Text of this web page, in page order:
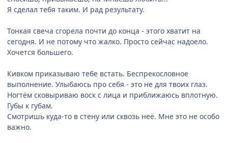
Я сделал тебя таким. И рад результату.
Тонкая свеча сгорела почти до конца - этого хватит на
сегодня. И не потому что жалко. Просто сейчас надоело.
Хочется большего.
Кивком приказываю тебе встать. Беспрекословное
выполнение. Улыбаюсь про себя - это не для твоих глаз.
Ногтём сковыриваю воск с лица и приближаюсь вплотную.
Губы к губам.
Смотришь куда-то в стену или сквозь неё. Мне это не особо
важно.